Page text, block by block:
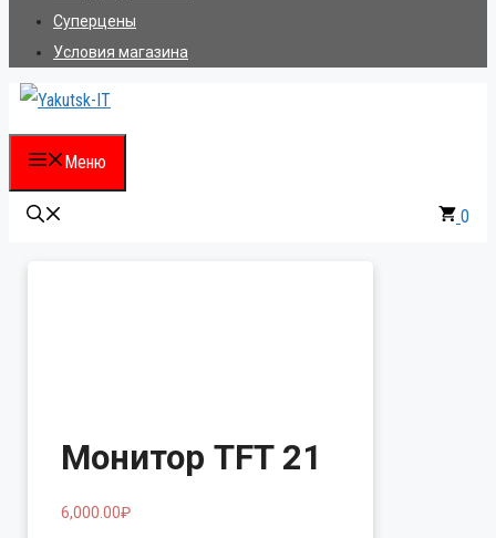
Суперцены
Условия магазина
Меню
0
Монитор TFT 21
6,000.00₽